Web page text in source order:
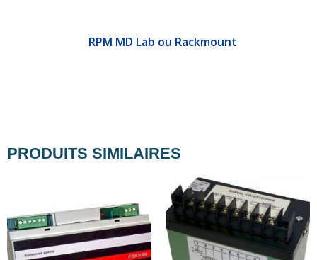
RPM MD Lab ou Rackmount
PRODUITS SIMILAIRES